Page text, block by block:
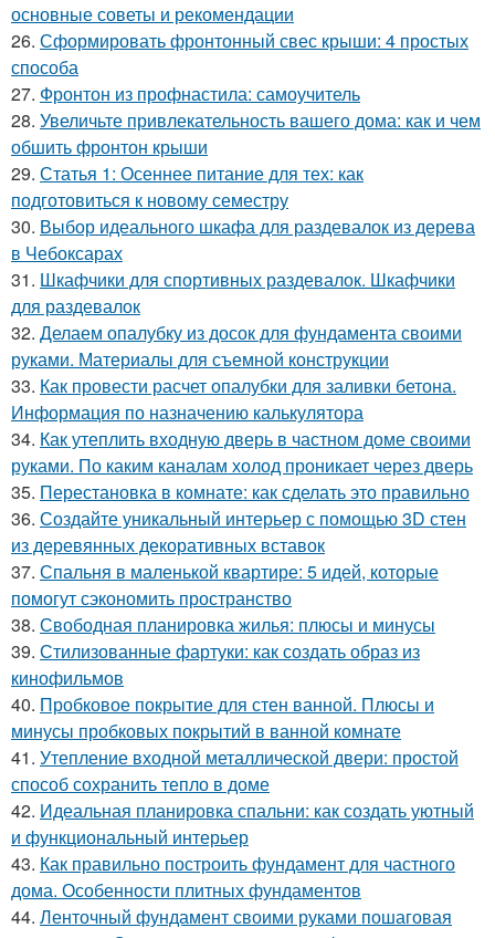
основные советы и рекомендации
26. Сформировать фронтонный свес крыши: 4 простых
способа
27. Фронтон из профнастила: самоучитель
28. Увеличьте привлекательность вашего дома: как и чем
обшить фронтон крыши
29. Статья 1: Осеннее питание для тех: как
подготовиться к новому семестру
30. Выбор идеального шкафа для раздевалок из дерева
в Чебоксарах
31. Шкафчики для спортивных раздевалок. Шкафчики
для раздевалок
32. Делаем опалубку из досок для фундамента своими
руками. Материалы для съемной конструкции
33. Как провести расчет опалубки для заливки бетона.
Информация по назначению калькулятора
34. Как утеплить входную дверь в частном доме своими
руками. По каким каналам холод проникает через дверь
35. Перестановка в комнате: как сделать это правильно
36. Создайте уникальный интерьер с помощью 3D стен
из деревянных декоративных вставок
37. Спальня в маленькой квартире: 5 идей, которые
помогут сэкономить пространство
38. Свободная планировка жилья: плюсы и минусы
39. Стилизованные фартуки: как создать образ из
кинофильмов
40. Пробковое покрытие для стен ванной. Плюсы и
минусы пробковых покрытий в ванной комнате
41. Утепление входной металлической двери: простой
способ сохранить тепло в доме
42. Идеальная планировка спальни: как создать уютный
и функциональный интерьер
43. Как правильно построить фундамент для частного
дома. Особенности плитных фундаментов
44. Ленточный фундамент своими руками пошаговая